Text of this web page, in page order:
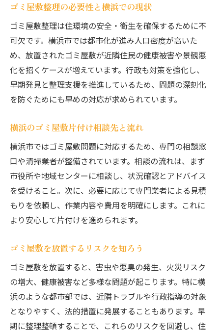
複数業者でゴミ屋敷片付け費用を比較する
方法
見積もりが正確になるポイントを押さえる
ゴミ屋敷整理費用を抑えるための工夫
費用トラブル回避のために確認すべき点
自力片付けのコツと業者依頼の違いとは
自力と業者依頼のメリット・デメリット比
較
ゴミ屋敷片付けでよくある失敗例を紹介
自力片付け時の安全対策と注意点
業者依頼で得られるサポート内容を知ろう
ゴミ屋敷解決に最適な方法を選ぶポイント
快適な住環境を取り戻す整理整頓術
ゴミ屋敷から脱却する整理整頓の基本
片付け後もゴミ屋敷に戻さない習慣作り
整理整頓を維持するためのアイデア集
ゴミ屋敷予防に役立つ収納の工夫
家族や周囲と協力して進める整理整頓
ゴミ屋敷整理の必要性と横浜での現状
ゴミ屋敷整理は住環境の安全・衛生を確保するために不
可欠です。横浜市では都市化が進み人口密度が高いた
め、放置されたゴミ屋敷が近隣住民の健康被害や景観悪
化を招くケースが増えています。行政も対策を強化し、
早期発見と整理支援を推進しているため、問題の深刻化
を防ぐためにも早めの対応が求められています。
横浜のゴミ屋敷片付け相談先と流れ
横浜市ではゴミ屋敷問題に対応するため、専門の相談窓
口や清掃業者が整備されています。相談の流れは、まず
市役所や地域センターに相談し、状況確認とアドバイス
を受けること。次に、必要に応じて専門業者による見積
もりを依頼し、作業内容や費用を明確にします。これに
より安心して片付けを進められます。
ゴミ屋敷を放置するリスクを知ろう
ゴミ屋敷を放置すると、害虫や悪臭の発生、火災リスク
の増大、健康被害など多様な問題が起こります。特に横
浜のような都市部では、近隣トラブルや行政指導の対象
となりやすく、法的措置に発展することもあります。早
期に整理整頓することで、これらのリスクを回避し、住